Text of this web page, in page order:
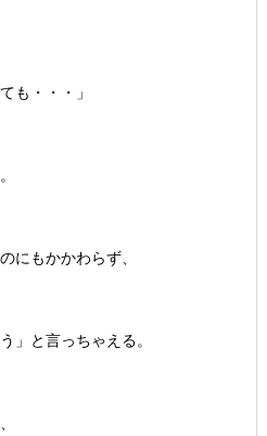
も・・・」
にもかかわらず、
」と言っちゃえる。